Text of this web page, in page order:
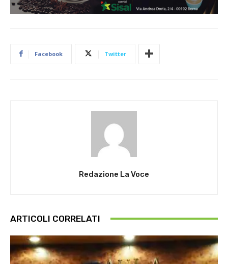
Facebook Twitter
Redazione La Voce
ARTICOLI CORRELATI